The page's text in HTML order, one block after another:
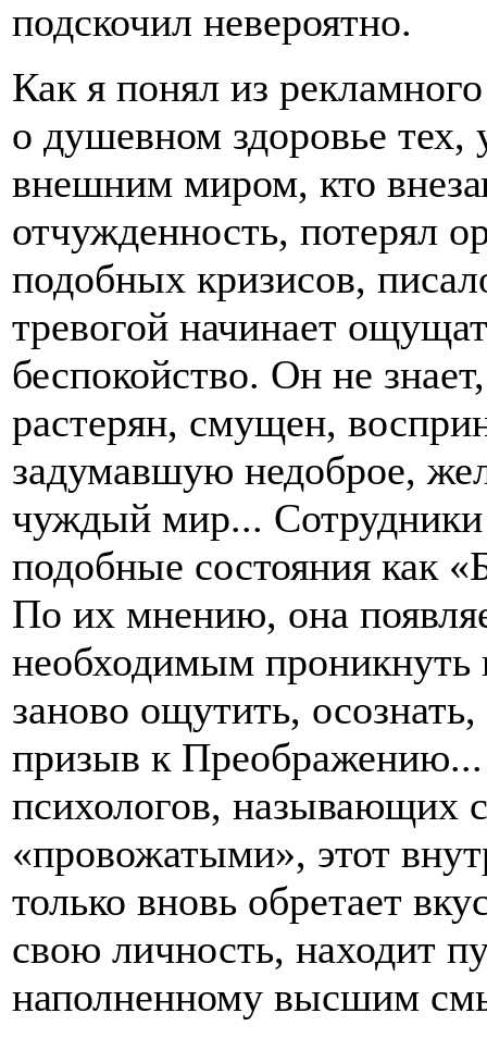
подскочил невероятно.
Как я понял из
о душевном здоровье тех,
внешним миром, кто
отчужденность, потерял
подобных кризисов,
тревогой начинает
беспокойство. Он не
растерян, смущен,
задумавшую недоброе,
чуждый мир...
подобные состояния как
По их мнению, она
необходимым проникнуть
заново ощутить,
призыв к
психологов, называющих
«провожатыми», этот
только вновь обретает
свою личность, находит
наполненному высшим